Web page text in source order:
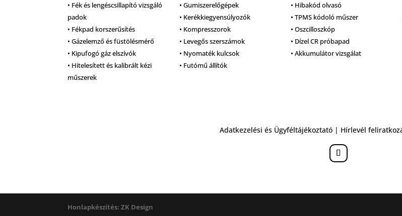
• Fék és lengéscsillapító vizsgáló
padok
• Fékpad korszerűsítés
• Gázelemző és füstölésmérő
• Kipufogó gáz elszívók
• Hitelesített és kalibrált kézi
műszerek
• Gumiszerelőgépek
• Kerékkiegyensúlyozók
• Kompresszorok
• Levegős szerszámok
• Nyomaték kulcsok
• Futómű állítók
• Hibakód olvasó
• TPMS kódoló műszer
• Oszcilloszkóp
• Dízel CR próbapad
• Akkumulátor vizsgálat
Adatkezelési és Ügyféltájékoztató | Hírlevél
Honlapkészítés: ZK Design